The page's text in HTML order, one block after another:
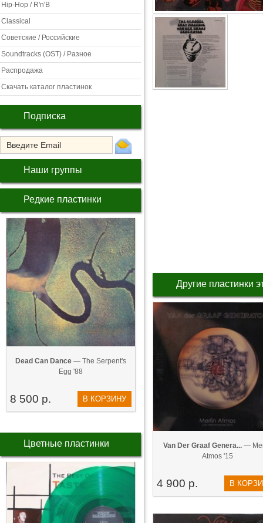
Hip-Hop / R'n'B
Classical
Советские / Российские
Soundtracks (OST) / Разное
Распродажа
Скачать каталог пластинок
Подписка
Наши группы
Редкие пластинки
Dead Can Dance — The Serpent's
Egg '88
8 500 р. В КОРЗИНУ
Цветные пластинки
Другие пластинки
Van Der Graaf Genera...—
Atmos '15
4 900 р. В